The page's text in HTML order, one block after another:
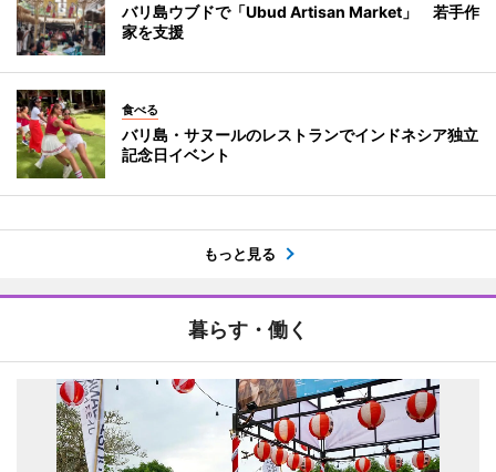
バリ島ウブドで「Ubud Artisan Market」 若手作
家を支援
食べる
バリ島・サヌールのレストランでインドネシア独立
記念日イベント
もっと見る
暮らす・働く